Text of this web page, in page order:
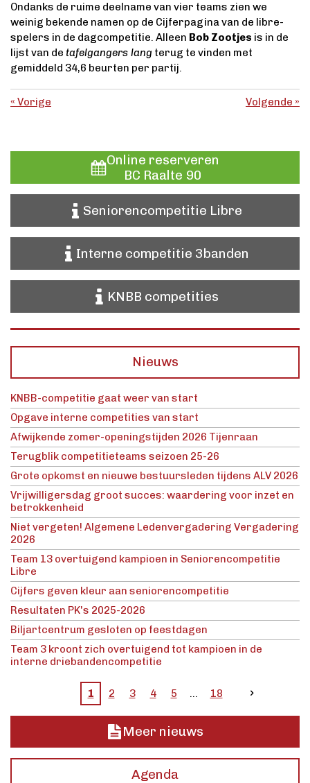
Ondanks de ruime deelname van vier teams zien we
weinig bekende namen op de Cijferpagina van de libre-
spelers in de dagcompetitie. Alleen Bob Zootjes is in de
lijst van de tafelgangers lang terug te vinden met
gemiddeld 34,6 beurten per partij.
« Vorige Volgende »
Online reserveren
BC Raalte 90
Seniorencompetitie Libre
Interne competitie 3banden
KNBB competities
Nieuws
KNBB-competitie gaat weer van start
Opgave interne competities van start
Afwijkende zomer-openingstijden 2026 Tijenraan
Terugblik competitieteams seizoen 25-26
Grote opkomst en nieuwe bestuursleden tijdens ALV 2026
Vrijwilligersdag groot succes: waardering voor inzet en
betrokkenheid
Niet vergeten! Algemene Ledenvergadering Vergadering
2026
Team 13 overtuigend kampioen in Seniorencompetitie
Libre
Cijfers geven kleur aan seniorencompetitie
Resultaten PK's 2025-2026
Biljartcentrum gesloten op feestdagen
Team 3 kroont zich overtuigend tot kampioen in de
interne driebandencompetitie
1 2 3 4 5 18
Meer nieuws
Agenda